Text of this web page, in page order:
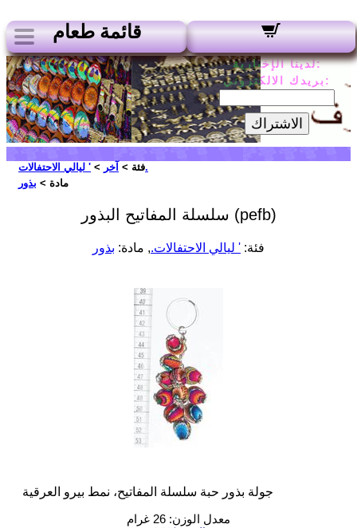
قائمة طعام
لدينا الإخبارية:
بريدك الالكتروني:
الاشتراك
فئة > آخر >
' ليالي الاحتفالات.
مادة > بذور
سلسلة المفاتيح البذور (pefb)
فئة: ' ليالي الاحتفالات., مادة: بذور
جولة بذور حبة سلسلة المفاتيح، نمط بيرو العرقية
معدل الوزن: 26 غرام